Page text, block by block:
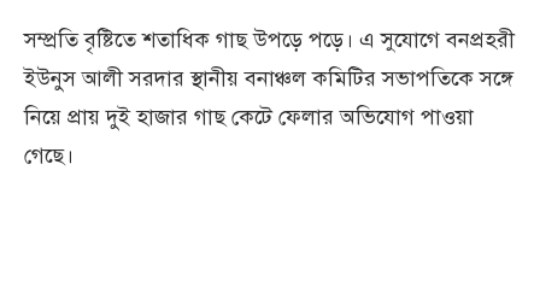
সম্প্রতি বৃষ্টিতে শতাধিক গাছ উপড়ে পড়ে। এ সুযোগে বনপ্রহরী
ইউনুস আলী সরদার স্থানীয় বনাঞ্চল কমিটির সভাপতিকে সঙ্গে
নিয়ে প্রায় দুই হাজার গাছ কেটে ফেলার অভিযোগ পাওয়া
গেছে।